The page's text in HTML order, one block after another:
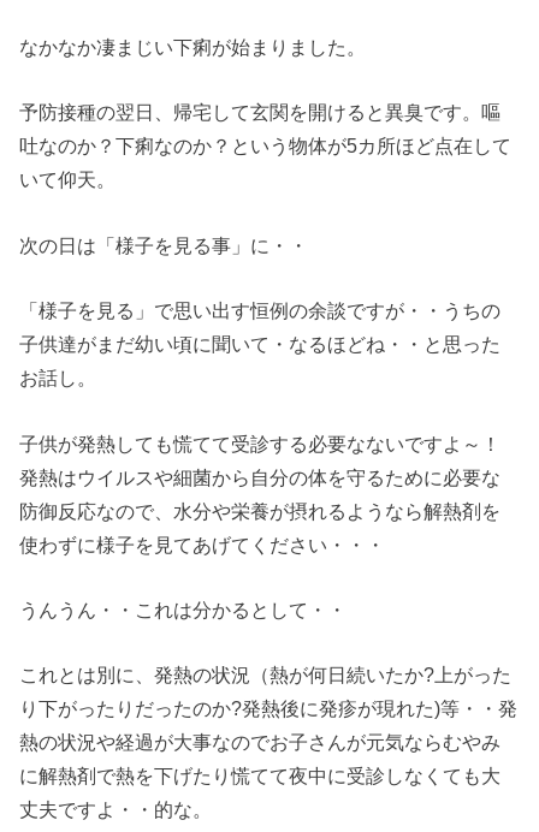
なかなか凄まじい下痢が始まりました。
予防接種の翌日、帰宅して玄関を開けると異臭です。嘔
吐なのか？下痢なのか？という物体が5カ所ほど点在して
いて仰天。
次の日は「様子を見る事」に・・
「様子を見る」で思い出す恒例の余談ですが・・うちの
子供達がまだ幼い頃に聞いて・なるほどね・・と思った
お話し。
子供が発熱しても慌てて受診する必要なないですよ～！
発熱はウイルスや細菌から自分の体を守るために必要な
防御反応なので、水分や栄養が摂れるようなら解熱剤を
使わずに様子を見てあげてください・・・
うんうん・・これは分かるとして・・
これとは別に、発熱の状況（熱が何日続いたか?上がった
り下がったりだったのか?発熱後に発疹が現れた)等・・発
熱の状況や経過が大事なのでお子さんが元気ならむやみ
に解熱剤で熱を下げたり慌てて夜中に受診しなくても大
丈夫ですよ・・的な。